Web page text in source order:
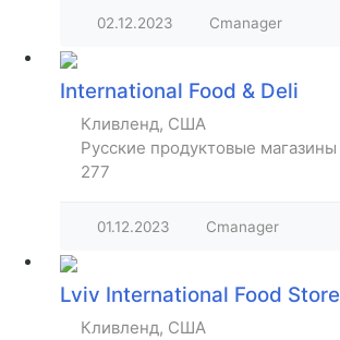
02.12.2023 Cmanager
International Food & Deli
Кливленд, США
Русские продуктовые магазины
277
01.12.2023 Cmanager
Lviv International Food Store
Кливленд, США